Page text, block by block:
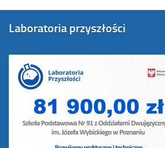
Laboratoria przyszłości